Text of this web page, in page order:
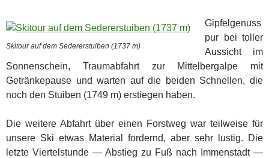
Skitour auf dem Sedererstuiben (1737 m)
Gipfelgenuss
pur bei toller
Aussicht im
Sonnenschein, Traumabfahrt zur Mittelbergalpe mit
Getränkepause und warten auf die beiden Schnellen, die
noch den Stuiben (1749 m) erstiegen haben.
Die weitere Abfahrt über einen Forstweg war teilweise für
unsere Ski etwas Material fordernd, aber sehr lustig. Die
letzte Viertelstunde — Abstieg zu Fuß nach Immenstadt —